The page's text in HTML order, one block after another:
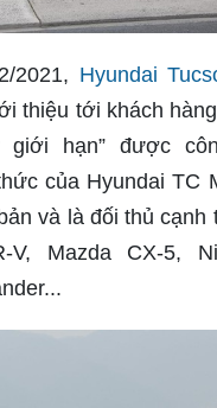
2021, Hyundai
thiệu tới khách
giới hạn” được
của Hyundai TC
và là đối thủ cạnh
V, Mazda CX-5,